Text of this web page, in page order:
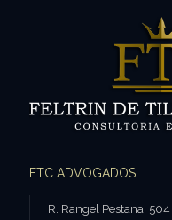
FTC ADVOGADOS
R. Rangel Pestana, 504